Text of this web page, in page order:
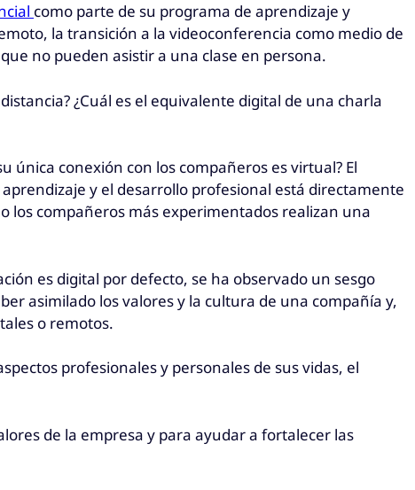
como parte de su programa de aprendizaje y
la transición a la videoconferencia como medio de
no pueden asistir a una clase en persona.
¿Cuál es el equivalente digital de una charla
única conexión con los compañeros es virtual? El
y el desarrollo profesional está directamente
los compañeros más experimentados realizan una
es digital por defecto, se ha observado un sesgo
asimilado los valores y la cultura de una compañía y,
o remotos.
profesionales y personales de sus vidas, el
de la empresa y para ayudar a fortalecer las